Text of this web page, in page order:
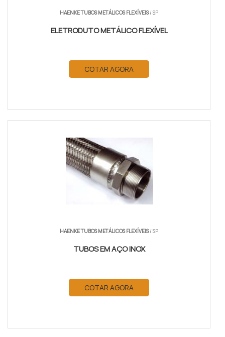
HAENKE TUBOS METÁLICOS FLEXÍVEIS/ SP
ELETRODUTO METÁLICO FLEXÍVEL
COTAR AGORA
HAENKE TUBOS METÁLICOS FLEXÍVEIS/ SP
TUBOS EM AÇO INOX
COTAR AGORA